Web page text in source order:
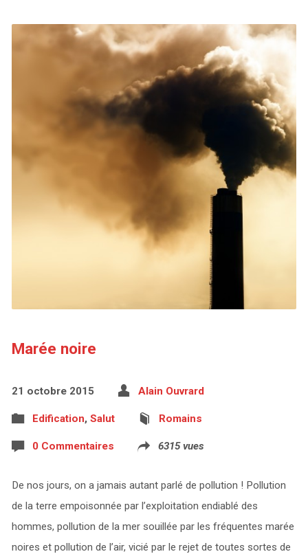
Marée noire
21 octobre 2015 Alain Ouvrard
Edification, Salut Romains
0 Commentaires 6315 vues
De nos jours, on a jamais autant parlé de pollution ! Pollution
de la terre empoisonnée par l’exploitation endiablé des
hommes, pollution de la mer souillée par les fréquentes marée
noires et pollution de l’air, vicié par le rejet de toutes sortes de